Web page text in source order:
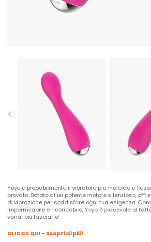
Yoyo è probabilmente il vibratore più morbido e
provato. Dotato di un potente motore silenzioso,
di vibrazione per soddisfare ogni tua esigenza.
impermeabile e ricaricabile, Yoyo è piacevole al
vorrai più lasciarlo!
CLICCA QUI - Scopri di più!